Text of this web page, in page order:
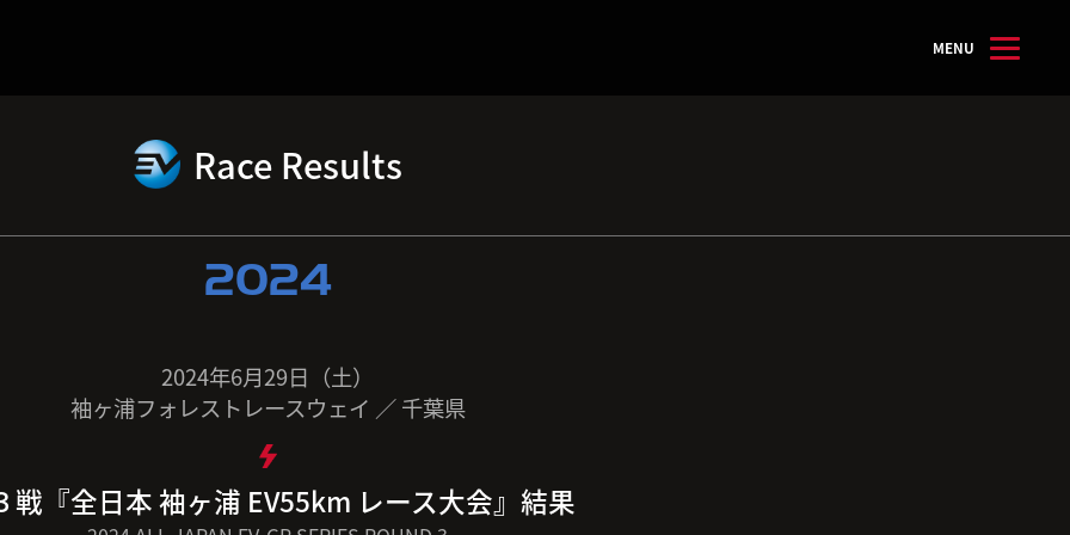
MENU
Race Results
2024
2024年6月29日（土）
袖ヶ浦フォレストレースウェイ ／ 千葉県
戦『全日本 袖ヶ浦 EV55km レース大会』結果